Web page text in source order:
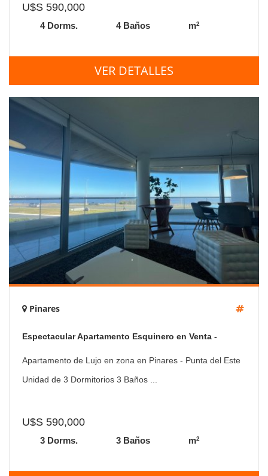
U$S 590,000
4 Dorms. 4 Baños m2
VER DETALLES
Pinares
Espectacular Apartamento Esquinero en Venta -
Mansa
Apartamento de Lujo en zona en Pinares - Punta del Este
Unidad de 3 Dormitorios 3 Baños ...
U$S 590,000
3 Dorms. 3 Baños m2